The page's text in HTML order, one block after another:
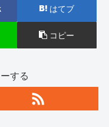
はてブ
コピー
する